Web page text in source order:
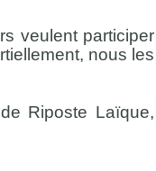
veulent participer
nous les
Riposte Laïque,